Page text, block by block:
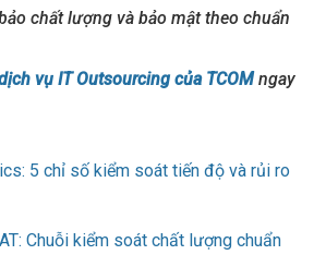
chất lượng và bảo mật theo chuẩn
vụ IT Outsourcing của TCOM ngay
5 chỉ số kiểm soát tiến độ và rủi ro
Chuỗi kiểm soát chất lượng chuẩn